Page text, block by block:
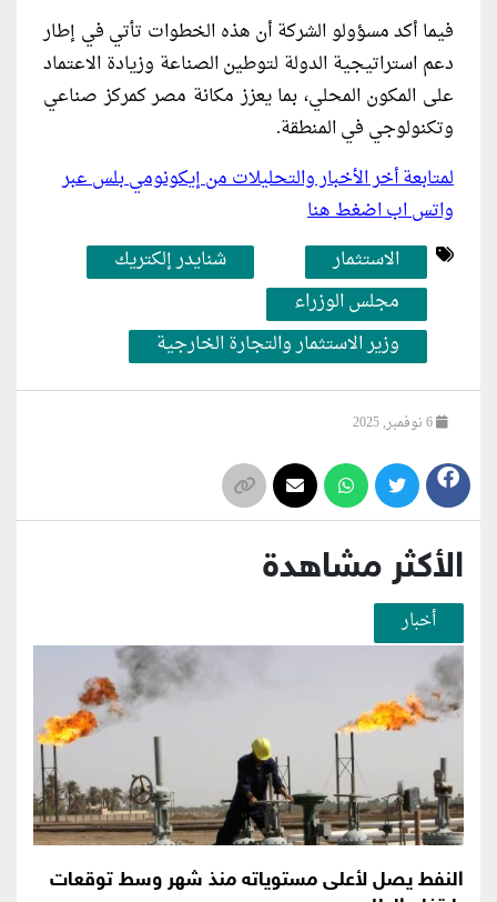
فيما أكد مسؤولو الشركة أن هذه الخطوات تأتي في إطار
دعم استراتيجية الدولة لتوطين الصناعة وزيادة الاعتماد
على المكون المحلي، بما يعزز مكانة مصر كمركز صناعي
وتكنولوجي في المنطقة.
لمتابعة أخر الأخبار والتحليلات من إيكونومي بلس عبر
واتس اب اضغط هنا
الاستثمار
شنايدر إلكتريك
مجلس الوزراء
وزير الاستثمار والتجارة الخارجية
الأكثر مشاهدة
أخبار
النفط يصل لأعلى مستوياته منذ شهر وسط توقعات